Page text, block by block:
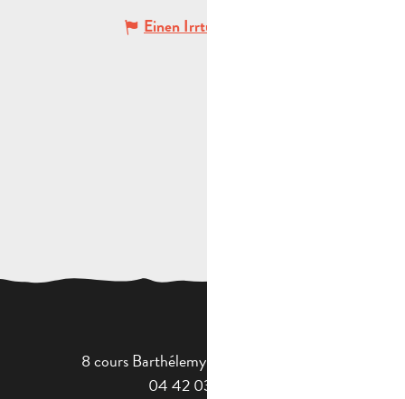
Einen Irrtum angeben
8 cours Barthélemy - 13400 Aubagne
04 42 03 49 98